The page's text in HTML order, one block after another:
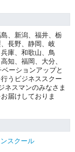
、新潟、福井、栃
長野、静岡、岐
庫、和歌山、鳥
知、福岡、大分、
ーションアップと
うビジネススクー
ネスマンのみなさま
届けしておりま
スクール